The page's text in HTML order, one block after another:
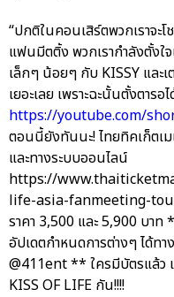
“ปกติในคอนเสิร์ตพวกเราจะ
แฟนมีตติ้ง พวกเรากำลังตั้งใ
เล็กๆ น้อยๆ กับ KISSY และเ
เยอะเลย เพราะฉะนั้นตั้งตาร
https://youtube.com/
ตอนนี้ยังทันนะ! ไทยทิคเก็ตเ
และทางระบบออนไลน์
https://
life-asia-fanmeeting-
ราคา 3,500 และ 5,900 บาท
อัปเดตกำหนดการต่างๆ ได้ท
@411ent ** ใครมีบัตรแล้ว
KISS OF LIFE กัน!!!!